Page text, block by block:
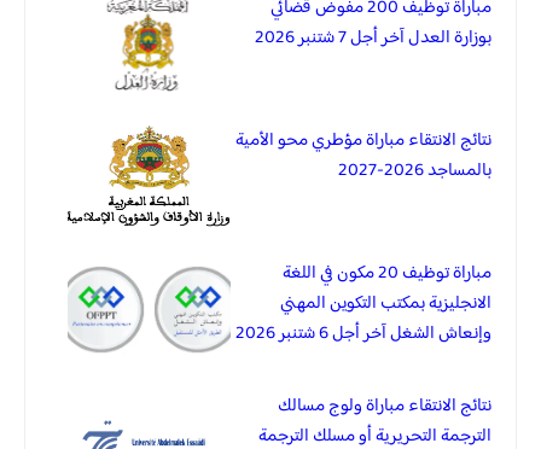
مباراة توظيف 200 مفوض قضائي
بوزارة العدل آخر أجل 7 شتنبر 2026
نتائج الانتقاء مباراة مؤطري محو الأمية
بالمساجد 2026-2027
مباراة توظيف 20 مكون في اللغة
الانجليزية بمكتب التكوين المهني
وإنعاش الشغل آخر أجل 6 شتنبر 2026
نتائج الانتقاء مباراة ولوج مسالك
الترجمة التحريرية أو مسلك الترجمة